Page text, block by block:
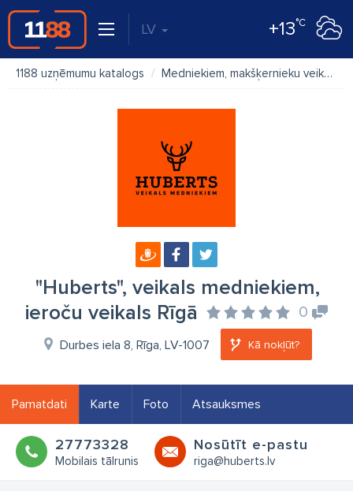
LV +13°C
1188 uzņēmumu katalogs Medniekiem, makšķernieku veikals
"Huberts", veikals medniekiem,
ieroču veikals Rīgā
0
Durbes iela 8, Rīga, LV-1007 Kā nokļūt?
Pamatdati Karte Foto Atsauksmes
27773328
Mobilais tālrunis
Nosūtīt e-pastu
riga@huberts.lv